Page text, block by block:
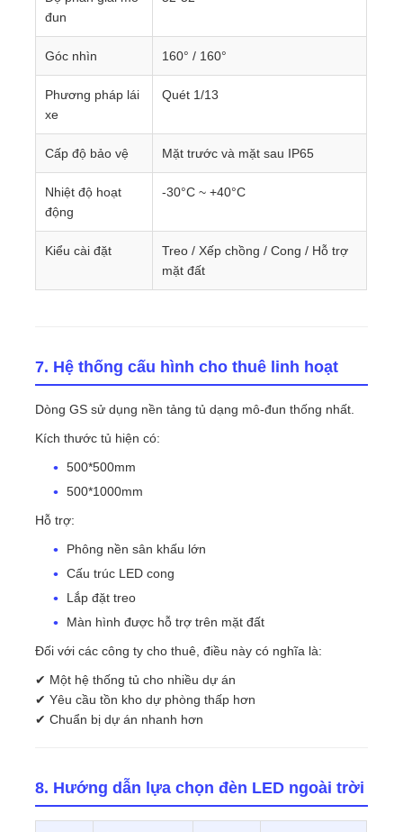
đun
Góc nhìn 160° / 160°
Phương pháp lái
xe
Quét 1/13
Cấp độ bảo vệ Mặt trước và mặt sau IP65
Nhiệt độ hoạt
động
-30°C ~ +40°C
Kiểu cài đặt
Treo / Xếp chồng / Cong / Hỗ trợ
mặt đất
7. Hệ thống cấu hình cho thuê linh hoạt
Dòng GS sử dụng nền tảng tủ dạng mô-đun thống nhất.
Kích thước tủ hiện có:
500*500mm
500*1000mm
Hỗ trợ:
Phông nền sân khấu lớn
Cấu trúc LED cong
Lắp đặt treo
Màn hình được hỗ trợ trên mặt đất
Đối với các công ty cho thuê, điều này có nghĩa là:
✔ Một hệ thống tủ cho nhiều dự án
✔ Yêu cầu tồn kho dự phòng thấp hơn
✔ Chuẩn bị dự án nhanh hơn
8. Hướng dẫn lựa chọn đèn LED ngoài trời